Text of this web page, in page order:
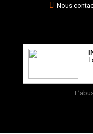
Nous